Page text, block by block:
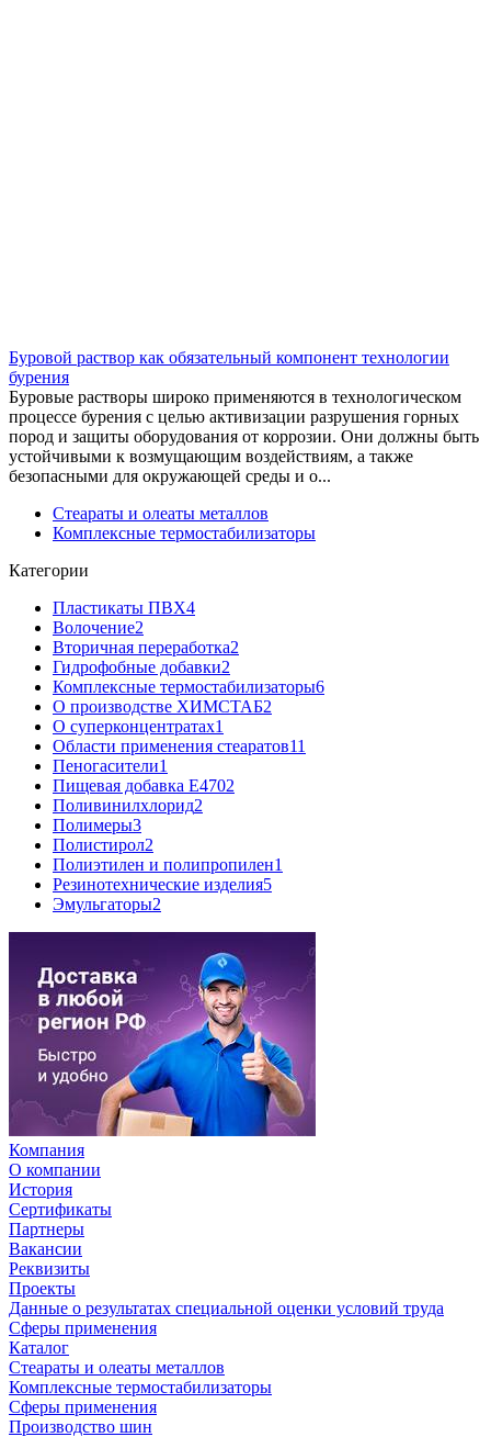
Буровой раствор как обязательный компонент технологии
бурения
Буровые растворы широко применяются в технологическом
процессе бурения с целью активизации разрушения горных
пород и защиты оборудования от коррозии. Они должны быть
устойчивыми к возмущающим воздействиям, а также
безопасными для окружающей среды и о...
Стеараты и олеаты металлов
Комплексные термостабилизаторы
Категории
Пластикаты ПВХ4
Волочение2
Вторичная переработка2
Гидрофобные добавки2
Комплексные термостабилизаторы6
О производстве ХИМСТАБ2
О суперконцентратах1
Области применения стеаратов11
Пеногасители1
Пищевая добавка Е4702
Поливинилхлорид2
Полимеры3
Полистирол2
Полиэтилен и полипропилен1
Резинотехнические изделия5
Эмульгаторы2
Компания
О компании
История
Сертификаты
Партнеры
Вакансии
Реквизиты
Проекты
Данные о результатах специальной оценки условий труда
Сферы применения
Каталог
Стеараты и олеаты металлов
Комплексные термостабилизаторы
Сферы применения
Производство шин